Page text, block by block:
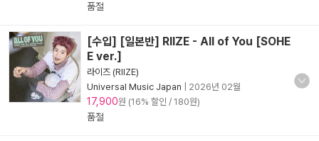
품절
[수입] [일본반] RIIZE - All of You [SOHE
E ver.]
라이즈 (RIIZE)
Universal Music Japan
2026년 02월
17,900원 (16% 할인 / 180원)
품절